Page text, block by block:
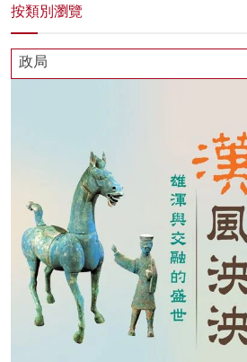
按類別瀏覽
政局